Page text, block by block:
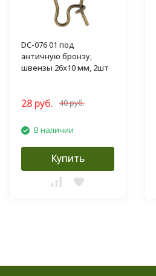
DC-076 01 под
античную бронзу,
швензы 26х10 мм, 2шт
28 руб. 40 руб.
В наличии
Купить